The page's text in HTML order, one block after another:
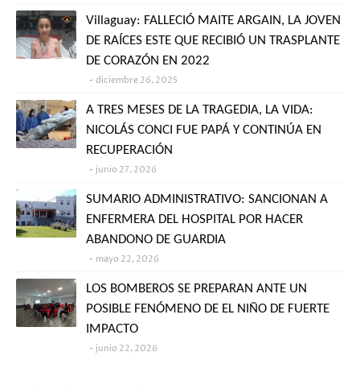
Villaguay: FALLECIÓ MAITE ARGAIN, LA JOVEN
DE RAÍCES ESTE QUE RECIBIÓ UN TRASPLANTE
DE CORAZÓN EN 2022
diciembre 26, 2025
A TRES MESES DE LA TRAGEDIA, LA VIDA:
NICOLÁS CONCI FUE PAPÁ Y CONTINÚA EN
RECUPERACIÓN
junio 27, 2026
SUMARIO ADMINISTRATIVO: SANCIONAN A
ENFERMERA DEL HOSPITAL POR HACER
ABANDONO DE GUARDIA
mayo 22, 2026
LOS BOMBEROS SE PREPARAN ANTE UN
POSIBLE FENÓMENO DE EL NIÑO DE FUERTE
IMPACTO
junio 22, 2026